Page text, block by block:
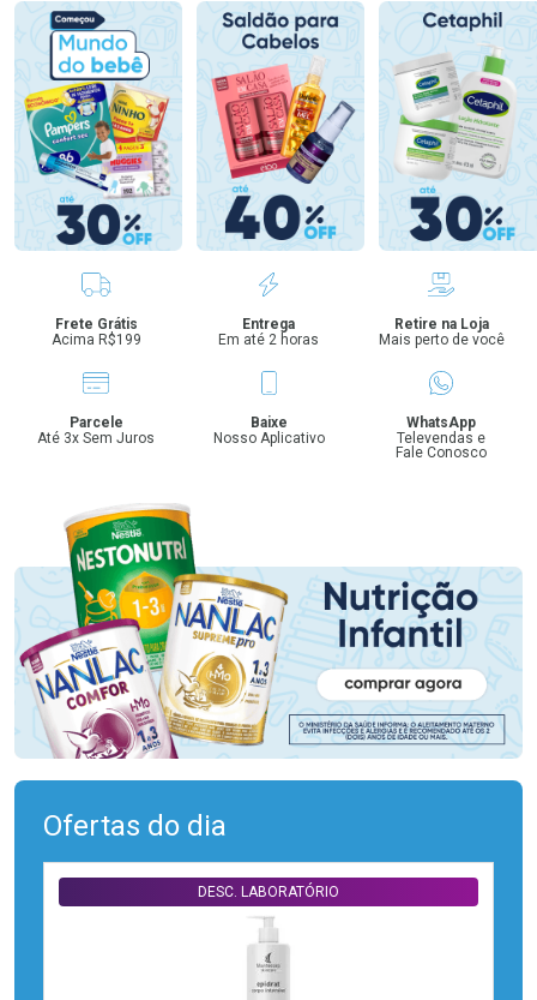
Benefícios
Frete Grátis
Acima R$199
Entrega
Em até 2 horas
Retire na Loja
Mais perto de você
Parcele
Até 3x Sem Juros
Baixe
Nosso Aplicativo
WhatsApp
Televendas e
Fale Conosco
Ofertas do dia
DESC. LABORATÓRIO